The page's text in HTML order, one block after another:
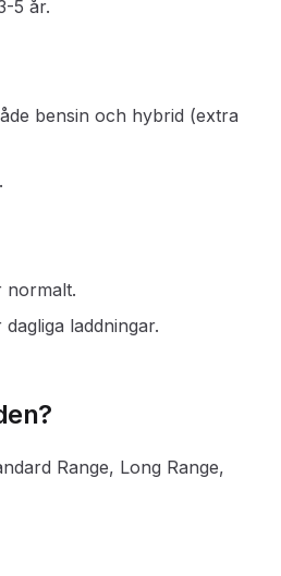
5 år.
bensin och hybrid (extra
normalt.
laddningar.
Range, Long Range,